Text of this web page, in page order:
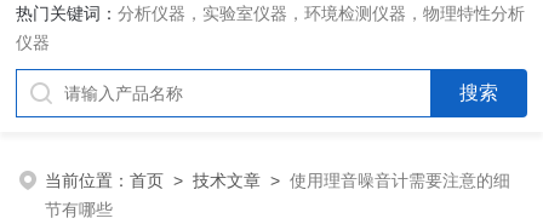
热门关键词：分析仪器，实验室仪器，环境检测仪器，物理特性分析
仪器
当前位置：首页 >技术文章 >使用理音噪音计需要注意的细
节有哪些